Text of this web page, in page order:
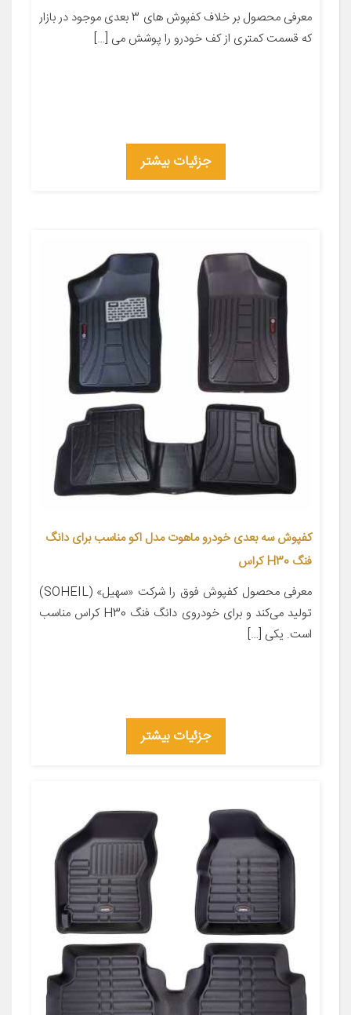
معرفی محصول بر خلاف کفپوش های 3 بعدی موجود در بازار
که قسمت کمتری از کف خودرو را پوشش می […]
جزئیات بیشتر
کفپوش سه بعدی خودرو ماهوت مدل اکو مناسب برای دانگ
فنگ H30 کراس
معرفی محصول کفپوش فوق را شرکت «سهیل» (SOHEIL)
تولید می‌کند و برای خودروی دانگ فنگ H30 کراس مناسب
است. یکی […]
جزئیات بیشتر